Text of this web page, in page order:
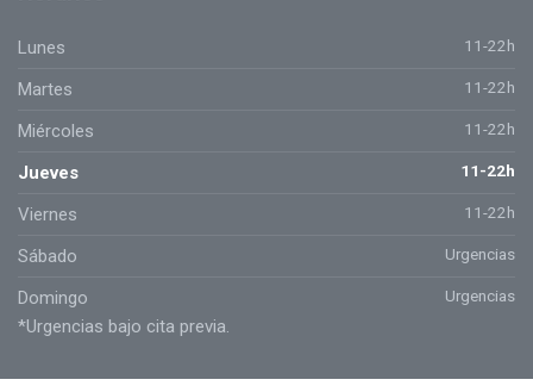
Lunes 11-22h
Martes 11-22h
Miércoles 11-22h
Jueves 11-22h
Viernes 11-22h
Sábado Urgencias
Domingo Urgencias
*Urgencias bajo cita previa.